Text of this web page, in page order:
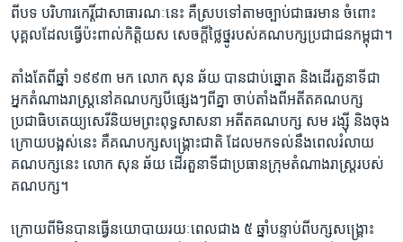
ពីបទ បរិហារកេរ្តិ៍​ជា​សាធារណៈនេះ​ គឺ​ស្រប​ទៅ​តាម​ច្បាប់ជា​ធរ​មាន​ ចំពោះ​
បុគ្គល​ដែលធ្វើប៉ះ​ពាល់​កិត្តិយស សេចក្តីថ្លៃ​ថ្នូ​របស់​គណបក្ស​ប្រជាជន​កម្ពុជា​។
​តាំង​តែ​ពី​ឆ្នាំ​ ១៩៩៣ ​មក លោក សុន ឆ័យ ​បាន​ជាប់​ឆ្នោត និង​ដើរ​តួ​នាទី​ជា​
អ្នក​តំណាង​រាស្ត្រ​នៅ​គណបក្ស​បី​ផ្សេងៗ​ពី​គ្នា ចាប់​តាំង​ពី​អតីត​គណបក្ស​
ប្រជាធិប​តេយ្យ​សេរី​និយម​ព្រះ​ពុទ្ធសាសនា អតីត​គណបក្ស​ សម រង្ស៊ី និង​ចុង​
ក្រោយ​បង្អស់​នេះ គឺ​គណបក្ស​សង្គ្រោះ​ជាតិ ដែល​មក​ទល់​នឹង​ពេល​រំលាយ​
គណបក្ស​នេះ លោក សុន ឆ័យ ដើរ​តួ​នាទី​ជា​ប្រធាន​ក្រុម​តំណាងរាស្ត្រ​របស់​
គណបក្ស​។
ក្រោយពី​មិន​បាន​ធ្វើ​នយោបាយ​រយៈពេល​ជាង​ ៥ ឆ្នាំ​បន្ទាប់​ពី​បក្ស​សង្គ្រោះ